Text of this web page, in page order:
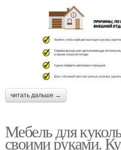
читать дальше →
Мебель для
своими руками.